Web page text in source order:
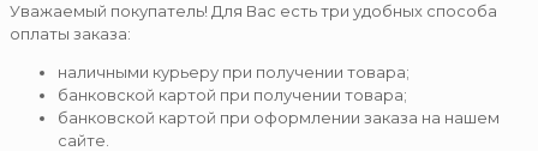
Уважаемый покупатель! Для Вас есть три удобных способа
оплаты заказа:
наличными курьеру при получении товара;
банковской картой при получении товара;
банковской картой при оформлении заказа на нашем
сайте.